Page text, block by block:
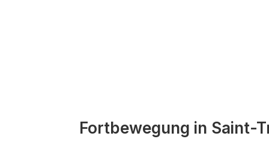
Fortbewegung in Saint-